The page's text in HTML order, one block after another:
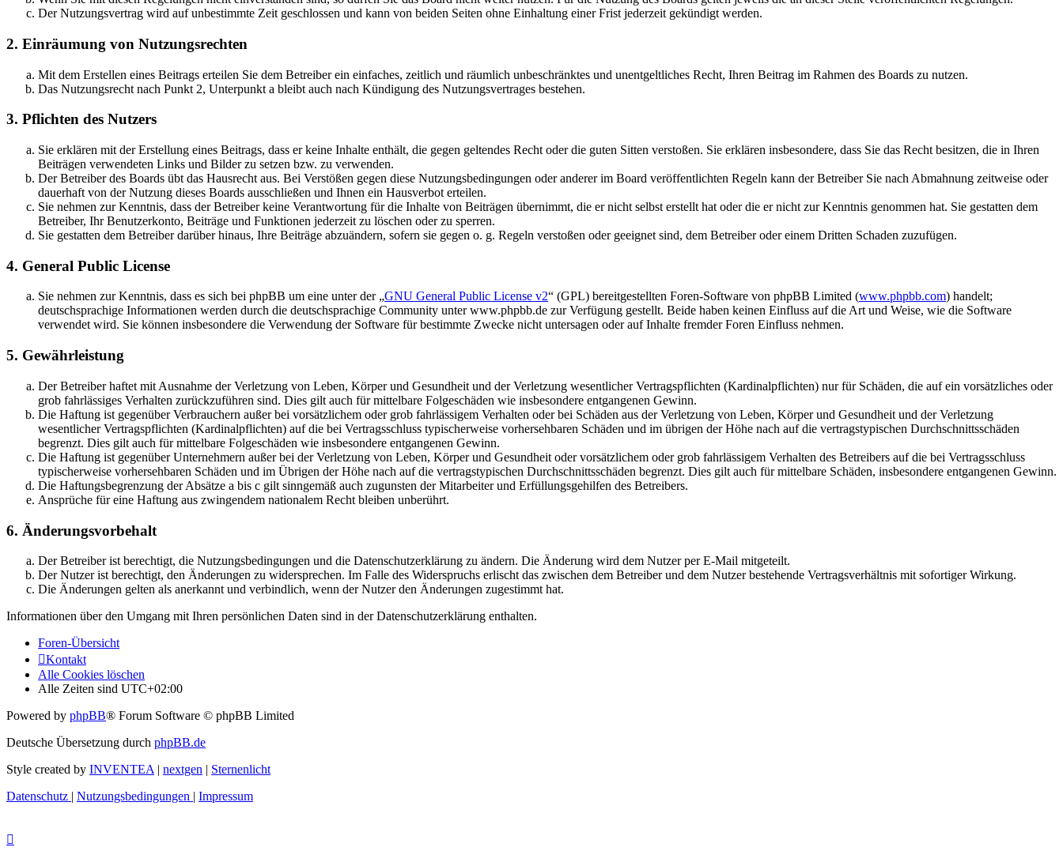
Der Nutzungsvertrag wird auf unbestimmte Zeit geschlossen und kann von beiden Seiten ohne Einhaltung einer Frist jederzeit gekündigt werden.
2. Einräumung von Nutzungsrechten
Mit dem Erstellen eines Beitrags erteilen Sie dem Betreiber ein einfaches, zeitlich und räumlich unbeschränktes und unentgeltliches Recht, Ihren Beitrag im Rahmen des Boards zu nutzen.
Das Nutzungsrecht nach Punkt 2, Unterpunkt a bleibt auch nach Kündigung des Nutzungsvertrages bestehen.
3. Pflichten des Nutzers
Sie erklären mit der Erstellung eines Beitrags, dass er keine Inhalte enthält, die gegen geltendes Recht oder die guten Sitten verstoßen. Sie erklären insbesondere, dass Sie das Recht besitzen, die in Ihren
Beiträgen verwendeten Links und Bilder zu setzen bzw. zu verwenden.
Der Betreiber des Boards übt das Hausrecht aus. Bei Verstößen gegen diese Nutzungsbedingungen oder anderer im Board veröffentlichten Regeln kann der Betreiber Sie nach Abmahnung zeitweise oder
dauerhaft von der Nutzung dieses Boards ausschließen und Ihnen ein Hausverbot erteilen.
Sie nehmen zur Kenntnis, dass der Betreiber keine Verantwortung für die Inhalte von Beiträgen übernimmt, die er nicht selbst erstellt hat oder die er nicht zur Kenntnis genommen hat. Sie gestatten dem
Betreiber, Ihr Benutzerkonto, Beiträge und Funktionen jederzeit zu löschen oder zu sperren.
Sie gestatten dem Betreiber darüber hinaus, Ihre Beiträge abzuändern, sofern sie gegen o. g. Regeln verstoßen oder geeignet sind, dem Betreiber oder einem Dritten Schaden zuzufügen.
4. General Public License
Sie nehmen zur Kenntnis, dass es sich bei phpBB um eine unter der „GNU General Public License v2“ (GPL) bereitgestellten Foren-Software von phpBB Limited (www.phpbb.com) handelt;
deutschsprachige Informationen werden durch die deutschsprachige Community unter www.phpbb.de zur Verfügung gestellt. Beide haben keinen Einfluss auf die Art und Weise, wie die Software
verwendet wird. Sie können insbesondere die Verwendung der Software für bestimmte Zwecke nicht untersagen oder auf Inhalte fremder Foren Einfluss nehmen.
5. Gewährleistung
Der Betreiber haftet mit Ausnahme der Verletzung von Leben, Körper und Gesundheit und der Verletzung wesentlicher Vertragspflichten (Kardinalpflichten) nur für Schäden, die auf ein vorsätzliches oder
grob fahrlässiges Verhalten zurückzuführen sind. Dies gilt auch für mittelbare Folgeschäden wie insbesondere entgangenen Gewinn.
Die Haftung ist gegenüber Verbrauchern außer bei vorsätzlichem oder grob fahrlässigem Verhalten oder bei Schäden aus der Verletzung von Leben, Körper und Gesundheit und der Verletzung
wesentlicher Vertragspflichten (Kardinalpflichten) auf die bei Vertragsschluss typischerweise vorhersehbaren Schäden und im übrigen der Höhe nach auf die vertragstypischen Durchschnittsschäden
begrenzt. Dies gilt auch für mittelbare Folgeschäden wie insbesondere entgangenen Gewinn.
Die Haftung ist gegenüber Unternehmern außer bei der Verletzung von Leben, Körper und Gesundheit oder vorsätzlichem oder grob fahrlässigem Verhalten des Betreibers auf die bei Vertragsschluss
typischerweise vorhersehbaren Schäden und im Übrigen der Höhe nach auf die vertragstypischen Durchschnittsschäden begrenzt. Dies gilt auch für mittelbare Schäden, insbesondere entgangenen Gewinn.
Die Haftungsbegrenzung der Absätze a bis c gilt sinngemäß auch zugunsten der Mitarbeiter und Erfüllungsgehilfen des Betreibers.
Ansprüche für eine Haftung aus zwingendem nationalem Recht bleiben unberührt.
6. Änderungsvorbehalt
Der Betreiber ist berechtigt, die Nutzungsbedingungen und die Datenschutzerklärung zu ändern. Die Änderung wird dem Nutzer per E-Mail mitgeteilt.
Der Nutzer ist berechtigt, den Änderungen zu widersprechen. Im Falle des Widerspruchs erlischt das zwischen dem Betreiber und dem Nutzer bestehende Vertragsverhältnis mit sofortiger Wirkung.
Die Änderungen gelten als anerkannt und verbindlich, wenn der Nutzer den Änderungen zugestimmt hat.
Informationen über den Umgang mit Ihren persönlichen Daten sind in der Datenschutzerklärung enthalten.
Foren-Übersicht
Kontakt
Alle Cookies löschen
Alle Zeiten sind UTC+02:00
Powered by phpBB® Forum Software © phpBB Limited
Deutsche Übersetzung durch phpBB.de
Style created by INVENTEA | nextgen | Sternenlicht
Datenschutz | Nutzungsbedingungen | Impressum